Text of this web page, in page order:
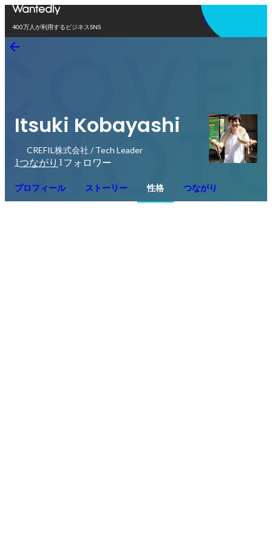
400万人が利用するビジネスSNS
アプリを使う
Itsuki Kobayashi
CREFIL株式会社 / Tech Leader
1つながり 1 フォロワー
プロフィール ストーリー 性格 つながり